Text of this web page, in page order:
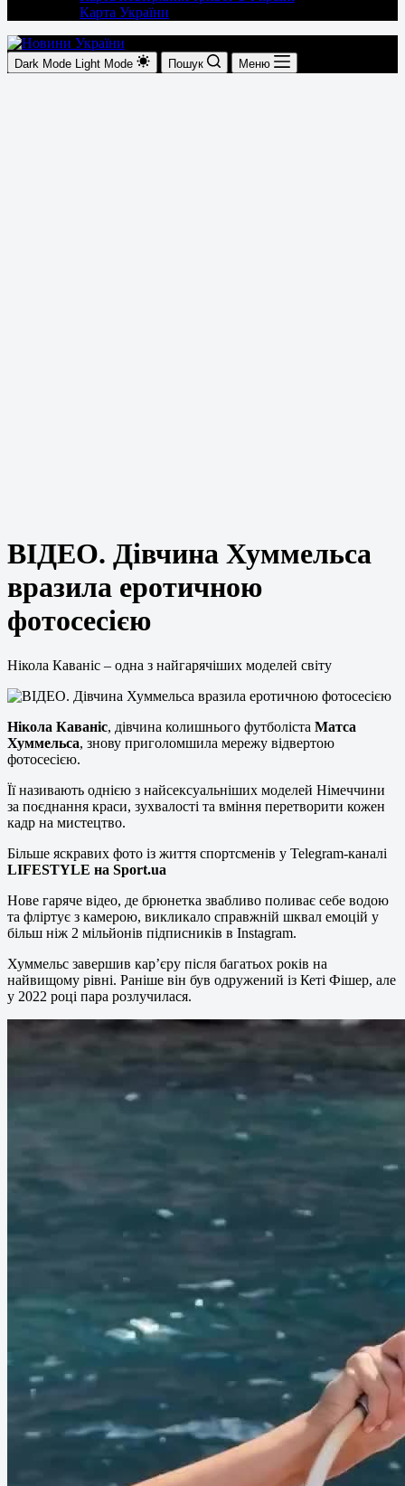
Карта України
Dark Mode Light Mode Пошук Меню
ВІДЕО. Дівчина Хуммельса
вразила еротичною
фотосесією
Нікола Каваніс – одна з найгарячіших моделей світу
Нікола Каваніс, дівчина колишнього футболіста Матса
Хуммельса, знову приголомшила мережу відвертою
фотосесією.
Її називають однією з найсексуальніших моделей Німеччини
за поєднання краси, зухвалості та вміння перетворити кожен
кадр на мистецтво.
Більше яскравих фото із життя спортсменів у Telegram-каналі
LIFESTYLE на Sport.ua
Нове гаряче відео, де брюнетка звабливо поливає себе водою
та фліртує з камерою, викликало справжній шквал емоцій у
більш ніж 2 мільйонів підписників в Instagram.
Хуммельс завершив кар’єру після багатьох років на
найвищому рівні. Раніше він був одружений із Кеті Фішер, але
у 2022 році пара розлучилася.